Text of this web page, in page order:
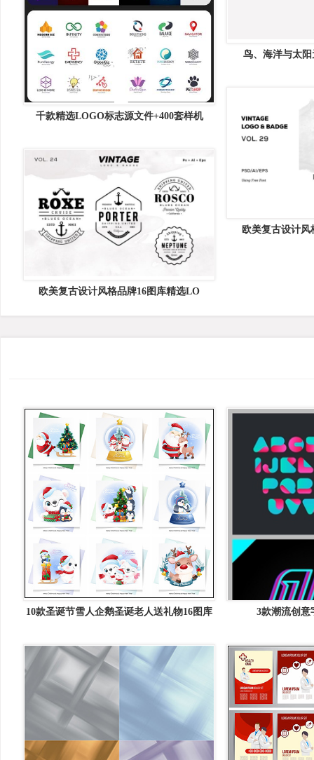
千款精选LOGO标志源文件+400套样机
鸟、海洋与太
欧美复古设计风
欧美复古设计风格品牌16图库精选LO
10款圣诞节雪人企鹅圣诞老人送礼物16图库
3款潮流创意